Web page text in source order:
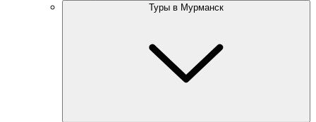
Туры в Мурманск